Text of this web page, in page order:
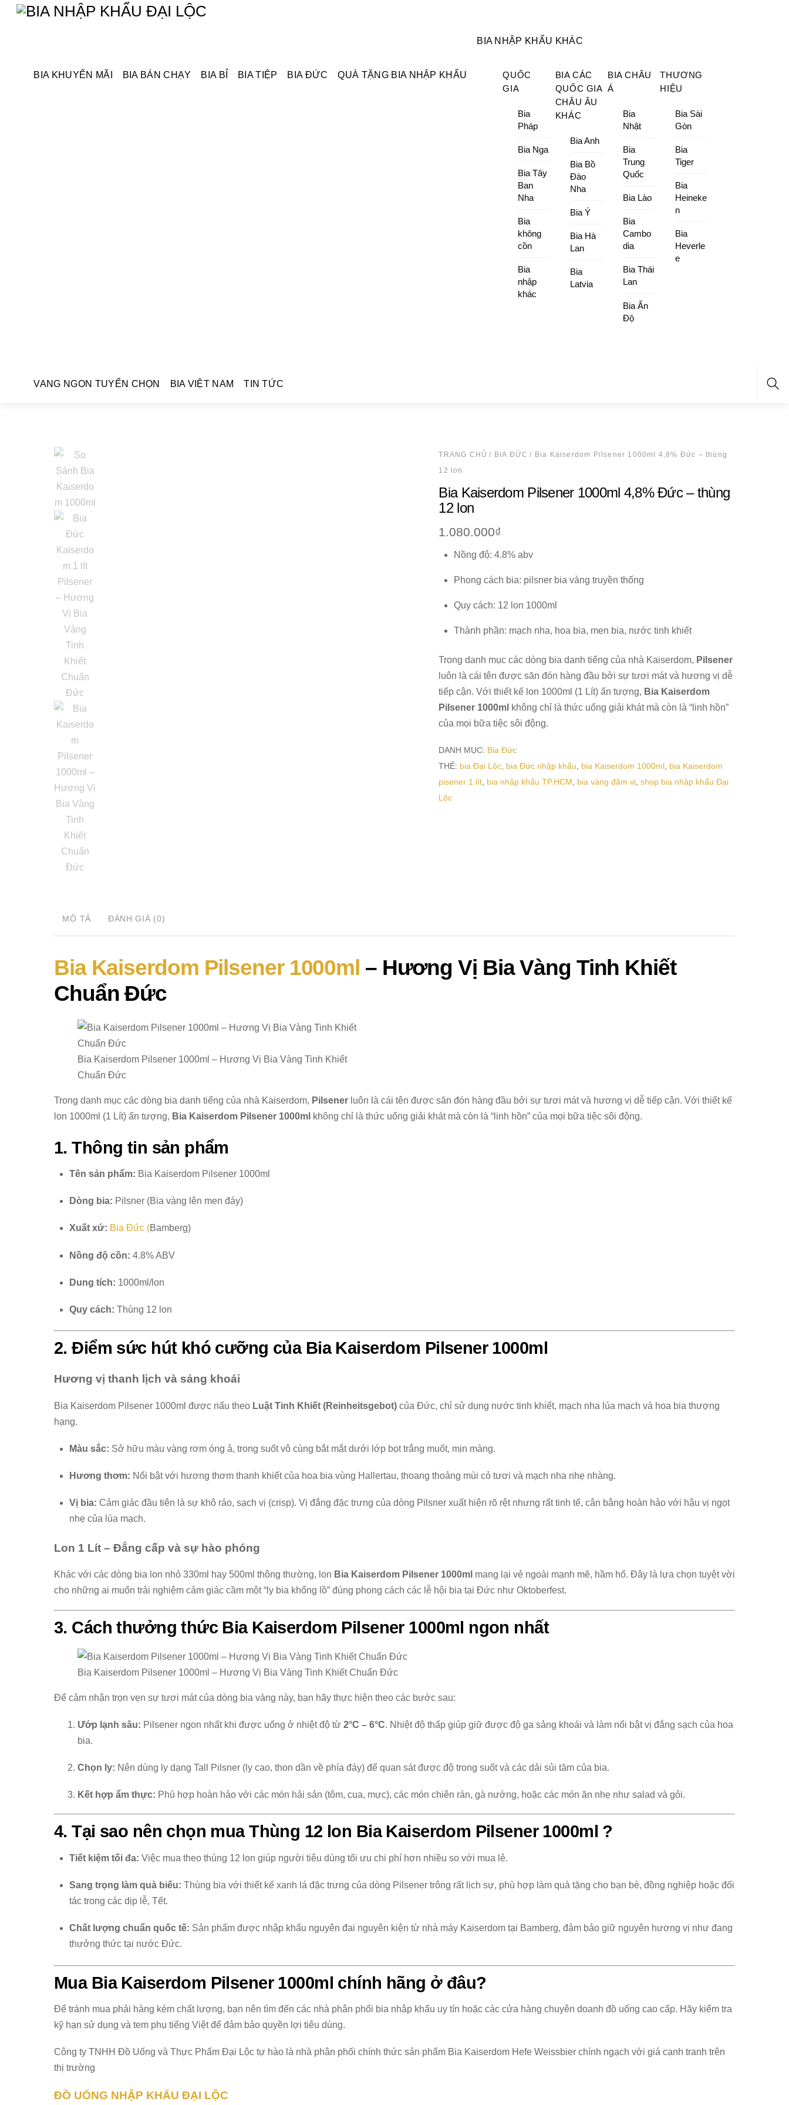
SkipMenu
BIA KHUYẾN MÃI BIA BÁN CHẠY BIA BỈ BIA TIỆP BIA ĐỨC QUÀ TẶNG BIA NHẬP KHẨU
BIA NHẬP KHẨU KHÁC
QUỐC
GIA
Bia
Pháp
Bia Nga
Bia Tây
Ban
Nha
Bia
không
cồn
Bia
nhập
khác
BIA CÁC
QUỐC GIA
CHÂU ÂU
KHÁC
Bia Anh
Bia Bồ
Đào
Nha
Bia Ý
Bia Hà
Lan
Bia
Latvia
BIA CHÂU
Á
Bia
Nhật
Bia
Trung
Quốc
Bia Lào
Bia
Cambo
dia
Bia Thái
Lan
Bia Ấn
Độ
THƯƠNG
HIỆU
Bia Sài
Gòn
Bia
Tiger
Bia
Heineke
n
Bia
Heverle
e
VANG NGON TUYỂN CHỌN BIA VIỆT NAM TIN TỨC
TRANG CHỦ / BIA ĐỨC / Bia Kaiserdom Pilsener 1000ml 4,8% Đức – thùng
12 lon
Bia Kaiserdom Pilsener 1000ml 4,8% Đức – thùng
12 lon
1.080.000₫
Nồng độ: 4.8% abv
Phong cách bia: pilsner bia vàng truyền thống
Quy cách: 12 lon 1000ml
Thành phần: mạch nha, hoa bia, men bia, nước tinh khiết
Trong danh mục các dòng bia danh tiếng của nhà Kaiserdom, Pilsener
luôn là cái tên được săn đón hàng đầu bởi sự tươi mát và hương vị dễ
tiếp cận. Với thiết kế lon 1000ml (1 Lít) ấn tượng, Bia Kaiserdom
Pilsener 1000ml không chỉ là thức uống giải khát mà còn là “linh hồn”
của mọi bữa tiệc sôi động.
DANH MỤC: Bia Đức
THẺ: bia Đại Lộc bia Đức nhập khẩu bia Kaiserdom 1000ml bia Kaiserdom
pisener 1 lít bia nhập khẩu TP.HCM bia vàng đậm vị ,shop bia nhập khẩu Đại
Lộc
MÔ TẢ ĐÁNH GIÁ (0)
Bia Kaiserdom Pilsener 1000ml – Hương Vị Bia Vàng Tinh Khiết
Chuẩn Đức
Bia Kaiserdom Pilsener 1000ml – Hương Vị Bia Vàng Tinh Khiết
Chuẩn Đức
Trong danh mục các dòng bia danh tiếng của nhà Kaiserdom, Pilsener luôn là cái tên được săn đón hàng đầu bởi sự tươi mát và hương vị dễ tiếp cận. Với thiết kế
lon 1000ml (1 Lít) ấn tượng, Bia Kaiserdom Pilsener 1000ml không chỉ là thức uống giải khát mà còn là “linh hồn” của mọi bữa tiệc sôi động.
1. Thông tin sản phẩm
Tên sản phẩm: Bia Kaiserdom Pilsener 1000ml
Dòng bia: Pilsner (Bia vàng lên men đáy)
Xuất xứ: Bia Đức (Bamberg)
Nồng độ cồn: 4.8% ABV
Dung tích: 1000ml/lon
Quy cách: Thùng 12 lon
2. Điểm sức hút khó cưỡng của Bia Kaiserdom Pilsener 1000ml
Hương vị thanh lịch và sảng khoái
Bia Kaiserdom Pilsener 1000ml được nấu theo Luật Tinh Khiết (Reinheitsgebot) của Đức, chỉ sử dụng nước tinh khiết, mạch nha lúa mạch và hoa bia thượng
hạng.
Màu sắc: Sở hữu màu vàng rơm óng ả, trong suốt vô cùng bắt mắt dưới lớp bọt trắng muốt, mịn màng.
Hương thơm: Nổi bật với hương thơm thanh khiết của hoa bia vùng Hallertau, thoang thoảng mùi cỏ tươi và mạch nha nhẹ nhàng.
Vị bia: Cảm giác đầu tiên là sự khô ráo, sạch vị (crisp). Vị đắng đặc trưng của dòng Pilsner xuất hiện rõ rệt nhưng rất tinh tế, cân bằng hoàn hảo với hậu vị ngọt
nhẹ của lúa mạch.
Lon 1 Lít – Đẳng cấp và sự hào phóng
Khác với các dòng bia lon nhỏ 330ml hay 500ml thông thường, lon Bia Kaiserdom Pilsener 1000ml mang lại vẻ ngoài mạnh mẽ, hầm hố. Đây là lựa chọn tuyệt vời
cho những ai muốn trải nghiệm cảm giác cầm một “ly bia khổng lồ” đúng phong cách các lễ hội bia tại Đức như Oktoberfest.
3. Cách thưởng thức Bia Kaiserdom Pilsener 1000ml ngon nhất
Bia Kaiserdom Pilsener 1000ml – Hương Vị Bia Vàng Tinh Khiết Chuẩn Đức
Để cảm nhận trọn vẹn sự tươi mát của dòng bia vàng này, bạn hãy thực hiện theo các bước sau:
Ướp lạnh sâu: Pilsener ngon nhất khi được uống ở nhiệt độ từ 2°C – 6°C. Nhiệt độ thấp giúp giữ được độ ga sảng khoái và làm nổi bật vị đắng sạch của hoa
bia.
Chọn ly: Nên dùng ly dạng Tall Pilsner (ly cao, thon dần về phía đáy) để quan sát được độ trong suốt và các dải sủi tăm của bia.
Kết hợp ẩm thực: Phù hợp hoàn hảo với các món hải sản (tôm, cua, mực), các món chiên rán, gà nướng, hoặc các món ăn nhẹ như salad và gỏi.
4. Tại sao nên chọn mua Thùng 12 lon Bia Kaiserdom Pilsener 1000ml ?
Tiết kiệm tối đa: Việc mua theo thùng 12 lon giúp người tiêu dùng tối ưu chi phí hơn nhiều so với mua lẻ.
Sang trọng làm quà biếu: Thùng bia với thiết kế xanh lá đặc trưng của dòng Pilsener trông rất lịch sự, phù hợp làm quà tặng cho bạn bè, đồng nghiệp hoặc đối
tác trong các dịp lễ, Tết.
Chất lượng chuẩn quốc tế: Sản phẩm được nhập khẩu nguyên đai nguyên kiện từ nhà máy Kaiserdom tại Bamberg, đảm bảo giữ nguyên hương vị như đang
thưởng thức tại nước Đức.
Mua Bia Kaiserdom Pilsener 1000ml chính hãng ở đâu?
Để tránh mua phải hàng kém chất lượng, bạn nên tìm đến các nhà phân phối bia nhập khẩu uy tín hoặc các cửa hàng chuyên doanh đồ uống cao cấp. Hãy kiểm tra
kỹ hạn sử dụng và tem phụ tiếng Việt để đảm bảo quyền lợi tiêu dùng.
Công ty TNHH Đồ Uống và Thực Phẩm Đại Lộc tự hào là nhà phân phối chính thức sản phẩm Bia Kaiserdom Hefe Weissbier chính ngạch với giá cạnh tranh trên
thị trường
ĐỒ UỐNG NHẬP KHẨU ĐẠI LỘC